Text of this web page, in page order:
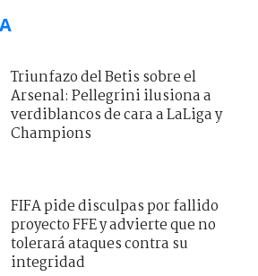
Triunfazo del Betis sobre el
Arsenal: Pellegrini ilusiona a
verdiblancos de cara a LaLiga y
Champions
FIFA pide disculpas por fallido
proyecto FFE y advierte que no
tolerará ataques contra su
integridad